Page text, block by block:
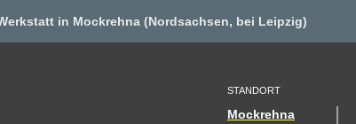
t in Mockrehna (Nordsachsen, bei Leipzig)
STANDORT
Mockrehna